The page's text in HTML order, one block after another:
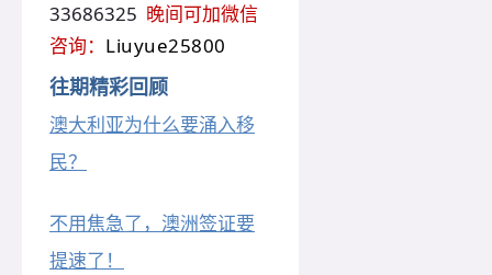
33686325 晚间可加微信
咨询： Liuyue25800
往期精彩回顾
澳大利亚为什么要涌入移
民？
不用焦急了，澳洲签证要
提速了！